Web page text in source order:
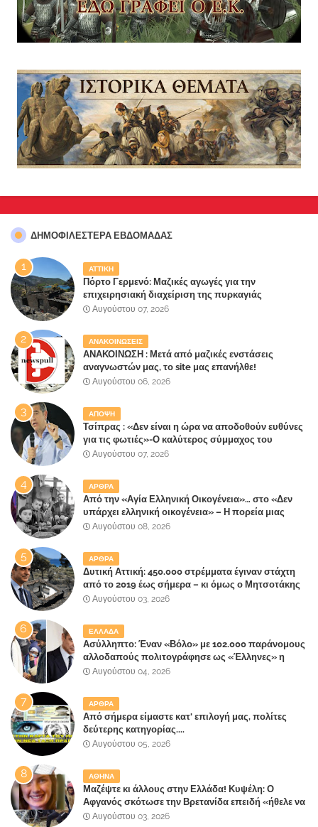
ΔΗΜΟΦΙΛΈΣΤΕΡΑ ΕΒΔΟΜΆΔΑΣ
ΑΤΤΙΚΗ
Πόρτο Γερμενό: Μαζικές αγωγές για την
επιχειρησιακή διαχείριση της πυρκαγιάς
ετοιμάζουν οι κάτοικοι!
Αυγούστου 07, 2026
ΑΝΑΚΟΙΝΩΣΕΙΣ
ΑΝΑΚΟΙΝΩΣΗ : Μετά από μαζικές ενστάσεις
αναγνωστών μας, το site μας επανήλθε!
Αυγούστου 06, 2026
ΑΠΟΨΗ
Τσίπρας : «Δεν είναι η ώρα να αποδοθούν ευθύνες
για τις φωτιές»-Ο καλύτερος σύμμαχος του
Μητσοτάκη
Αυγούστου 07, 2026
ΑΡΘΡΑ
Από την «Αγία Ελληνική Οικογένεια»… στο «Δεν
υπάρχει ελληνική οικογένεια» – Η πορεία μιας
κοινωνίας που κινδυνεύει να ξεχάσει ποια είναι
Αυγούστου 08, 2026
ΑΡΘΡΑ
Δυτική Αττική: 450.000 στρέμματα έγιναν στάχτη
από το 2019 έως σήμερα – κι όμως ο Μητσοτάκης
έλαβε 40% και 45% στις εκλογές του 2023,ενώ 50%
Αυγούστου 03, 2026
ΕΛΛΑΔΑ
Ασύλληπτο: Έναν «Βόλο» με 102.000 παράνομους
αλλοδαπούς πολιτογράφησε ως «Έλληνες» η
κυβέρνηση!
Αυγούστου 04, 2026
ΑΡΘΡΑ
Από σήμερα είμαστε κατ' επιλογή μας, πολίτες
δεύτερης κατηγορίας....
Αυγούστου 05, 2026
ΑΘΗΝΑ
Μαζέψτε κι άλλους στην Ελλάδα! Κυψέλη: Ο
Αφγανός σκότωσε την Βρετανίδα επειδή «ήθελε να
κάνει τη σύντροφό του χριστιανή»
Αυγούστου 03, 2026